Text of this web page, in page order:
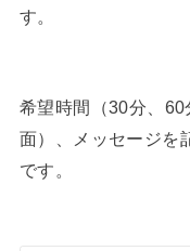
す。
希望時間（30分、
面）、メッセージを
です。